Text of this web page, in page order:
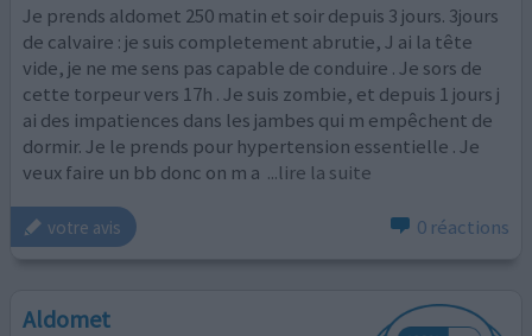
Je prends aldomet 250 matin et soir depuis 3 jours. 3jours
de calvaire : je suis completement abrutie, J ai la tête
vide, je ne me sens pas capable de conduire . Je sors de
cette torpeur vers 17h . Je suis zombie, et depuis 1 jours j
ai des impatiences dans les jambes qui m empêchent de
dormir. Je le prends pour hypertension essentielle . Je
veux faire un bb donc on m a ...lire la suite
votre avis 0 réactions
Aldomet